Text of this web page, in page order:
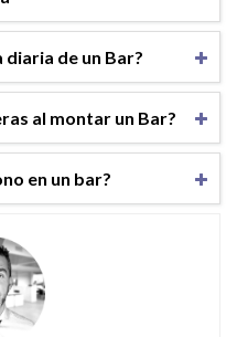
diaria de un Bar?
al montar un Bar?
en un bar?